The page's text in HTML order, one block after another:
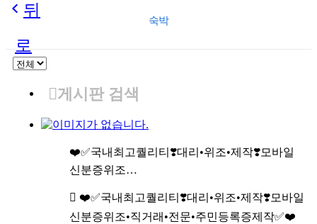
뒤
로
숙박
게시판 검색
❤️✅국내최고퀄리티❣️대리•위조•제작❣️모바일
신분증위조…
❤️✅국내최고퀄리티❣️대리•위조•제작❣️모바일
신분증위조•직거래•전문•주민등록증제작✅❤️